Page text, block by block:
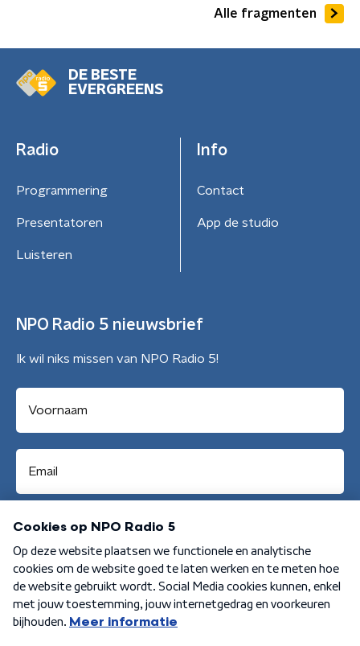
Alle fragmenten
DE BESTE
EVERGREENS
Radio
Programmering
Presentatoren
Luisteren
Info
Contact
App de studio
NPO Radio 5 nieuwsbrief
Ik wil niks missen van NPO Radio 5!
Aanmelden
Algemene voorwaarden